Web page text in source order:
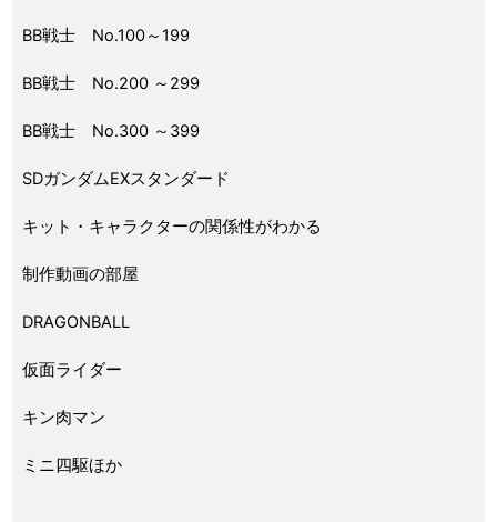
BB戦士 No.100～199
BB戦士 No.200 ～299
BB戦士 No.300 ～399
SDガンダムEXスタンダード
キット・キャラクターの関係性がわかる
制作動画の部屋
DRAGONBALL
仮面ライダー
キン肉マン
ミニ四駆ほか